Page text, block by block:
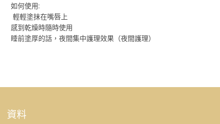
如何使用:
輕輕塗抹在嘴唇上
感到乾燥時隨時使用
睡前塗厚的話，夜間集中護理效果（夜間護理）
資料